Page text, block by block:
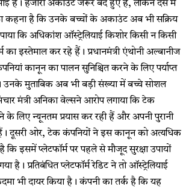
है। हजारों अकाउंट जरूर बंद हुए हैं, लेकिन दस में
कहना है कि उनके बच्चों के अकाउंट अब भी सक्रिय
कि अधिकांश ऑस्ट्रेलियाई किशोर किसी न किसी
का इस्तेमाल कर रहे हैं। प्रधानमंत्री एंथोनी अल्बानीज
कानून का पालन सुनिश्चित करने के लिए पर्याप्त
उनके मुताबिक अब भी बड़ी संख्या में बच्चे सोशल
मंत्री अनिका वेल्सने आरोप लगाया कि टेक
के लिए न्यूनतम प्रयास कर रही हैं और अपनी पुरानी
हैं। दूसरी ओर, टेक कंपनियों ने इस कानून को अत्यधिक
इसमें प्लेटफॉर्म पर पहले से मौजूद सुरक्षा उपायों
है। प्रतिबंधित प्लेटफॉर्म रेडिट ने तो ऑस्ट्रेलियाई
भी दायर किया है। कंपनी का तर्क है कि यह